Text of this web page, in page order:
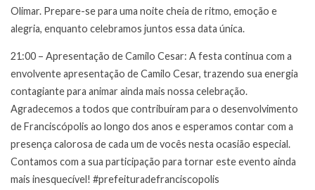
Olimar. Prepare-se para uma noite cheia de ritmo, emoção e
alegria, enquanto celebramos juntos essa data única.
21:00 – Apresentação de Camilo Cesar: A festa continua com a
envolvente apresentação de Camilo Cesar, trazendo sua energia
contagiante para animar ainda mais nossa celebração.
Agradecemos a todos que contribuíram para o desenvolvimento
de Franciscópolis ao longo dos anos e esperamos contar com a
presença calorosa de cada um de vocês nesta ocasião especial.
Contamos com a sua participação para tornar este evento ainda
mais inesquecível! #prefeituradefranciscopolis